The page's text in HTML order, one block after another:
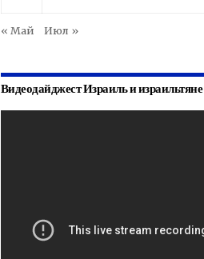
« Май Июл »
Видеодайджест Израиль и израильтяне